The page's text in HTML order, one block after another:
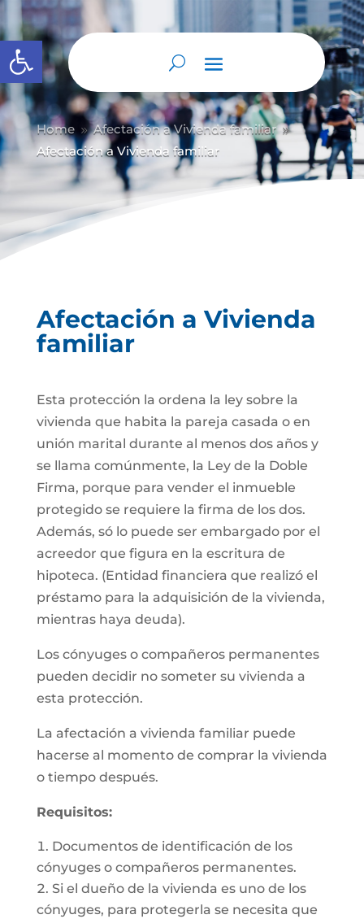
Abrir barra de herramientas
Home 9 Afectación a Vivienda familiar 9
Afectación a Vivienda familiar
Afectación a Vivienda
familiar
Esta protección la ordena la ley sobre la
vivienda que habita la pareja casada o en
unión marital durante al menos dos años y
se llama comúnmente, la Ley de la Doble
Firma, porque para vender el inmueble
protegido se requiere la firma de los dos.
Además, só lo puede ser embargado por el
acreedor que figura en la escritura de
hipoteca. (Entidad financiera que realizó el
préstamo para la adquisición de la vivienda,
mientras haya deuda).
Los cónyuges o compañeros permanentes
pueden decidir no someter su vivienda a
esta protección.
La afectación a vivienda familiar puede
hacerse al momento de comprar la vivienda
o tiempo después.
Requisitos:
Documentos de identificación de los
cónyuges o compañeros permanentes.
Si el dueño de la vivienda es uno de los
cónyuges, para protegerla se necesita que